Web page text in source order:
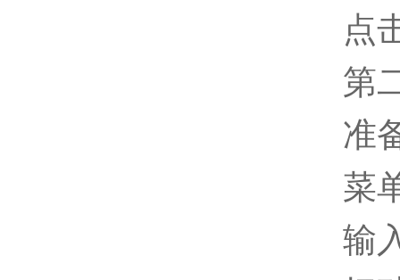
点
第
准
菜
输